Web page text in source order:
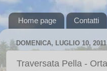
Home page Contatti
DOMENICA, LUGLIO 10, 2011
Traversata Pella -